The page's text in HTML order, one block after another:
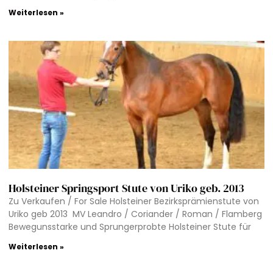
Weiterlesen »
Holsteiner Springsport Stute von Uriko geb. 2013
Zu Verkaufen / For Sale Holsteiner Bezirksprämienstute von
Uriko geb 2013 MV Leandro / Coriander / Roman / Flamberg
Bewegunsstarke und Sprungerprobte Holsteiner Stute für
Weiterlesen »